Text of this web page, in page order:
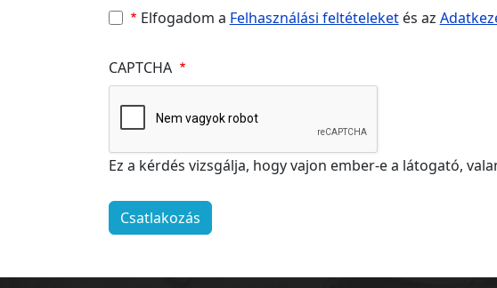
Elfogadom a Felhasználási feltételeketés az
CAPTCHA
Ez a kérdés vizsgálja, hogy vajon ember-e a látogató,